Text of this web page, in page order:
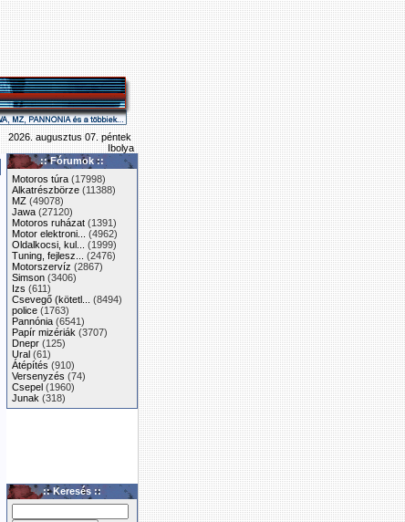
2026. augusztus 07. péntek
Ibolya
:: Fórumok ::
Motoros túra (17998)
Alkatrészbörze (11388)
MZ (49078)
Jawa (27120)
Motoros ruházat (1391)
Motor elektroni...
(4962)
Oldalkocsi, kul...
(1999)
Tuning, fejlesz...
(2476)
Motorszervíz (2867)
Simson (3406)
Izs (611)
Csevegő (kötetl...
(8494)
police (1763)
Pannónia (6541)
Papír mizériák (3707)
Dnepr (125)
Ural (61)
Átépítés (910)
Versenyzés (74)
Csepel (1960)
Junak (318)
:: Keresés ::